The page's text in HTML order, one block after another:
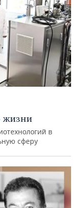
жизни
в
сферу